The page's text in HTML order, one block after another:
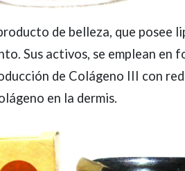
de belleza, que posee
Sus activos, se emplean en
de Colágeno III con
en la dermis.